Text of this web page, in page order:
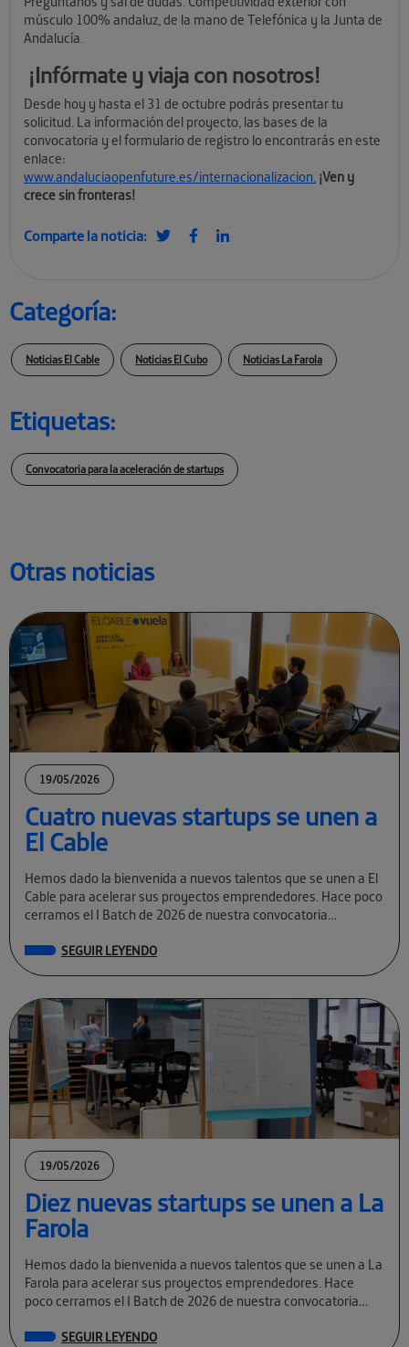
Otras noticias
19/05/2026
Cuatro nuevas startups se unen a
El Cable
Hemos dado la bienvenida a nuevos talentos que se unen a El
Cable para acelerar sus proyectos emprendedores. Hace poco
cerramos el I Batch de 2026 de nuestra convocatoria
SEGUIR LEYENDO
19/05/2026
Diez nuevas startups se unen a La
Farola
Hemos dado la bienvenida a nuevos talentos que se unen a La
Farola para acelerar sus proyectos emprendedores. Hace
poco cerramos el I Batch de 2026 de nuestra convocatoria
SEGUIR LEYENDO
músculo 100% andaluz, de la mano de Telefónica y la Junta de
Andalucía.
¡Infórmate y viaja con nosotros!
Desde hoy y hasta el 31 de octubre podrás presentar tu
solicitud. La información del proyecto, las bases de la
convocatoria y el formulario de registro lo encontrarás en este
enlace:
www.andaluciaopenfuture.es/internacionalizacion. ¡Ven y
crece sin fronteras!
Comparte la noticia:
Categoría:
Noticias El Cable Noticias El Cubo Noticias La Farola
Etiquetas:
Convocatoria para la aceleración de startups